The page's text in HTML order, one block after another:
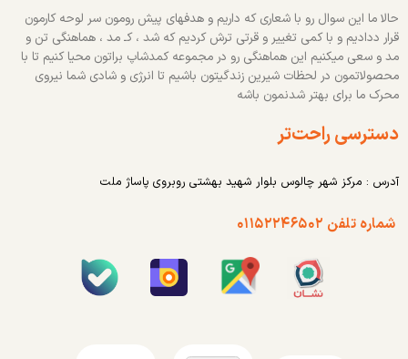
حالا ما این سوال رو با شعاری که داریم و هدفهای پیش رومون سر لوحه کارمون
قرار ددادیم و با کمی تغییر و قرتی ترش کردیم که شد ، کـ مد ، هماهنگی تن و
مد و سعی میکنیم این هماهنگی رو در مجموعه کمدشاپ براتون محیا کنیم تا با
محصولاتمون در لحظات شیرین زندگیتون باشیم تا انرژی و شادی شما نیروی
محرک ما برای بهتر شدنمون باشه
دسترسی راحت‌تر
آدرس : مرکز شهر چالوس بلوار شهید بهشتی روبروی پاساژ ملت
شماره تلفن ۰۱۱۵۲۲۴۶۵۰۲